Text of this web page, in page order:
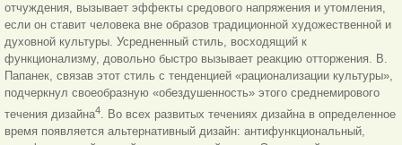
отчуждения, вызывает эффекты средового напряжения и утомления,
если он ставит человека вне образов традиционной художественной и
духовной культуры. Усредненный стиль, восходящий к
функционализму, довольно быстро вызывает реакцию отторжения. В.
Папанек, связав этот стиль с тенденцией «рационализации культуры»,
подчеркнул своеобразную «обездушенность» этого среднемирового
течения дизайна4
. Во всех развитых течениях дизайна в определенное
время появляется альтернативный дизайн: антифункциональный,